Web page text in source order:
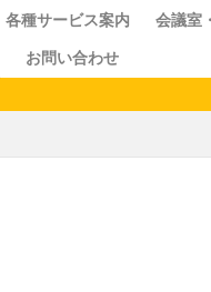
各種サービス案内 会議室
お問い合わせ
感